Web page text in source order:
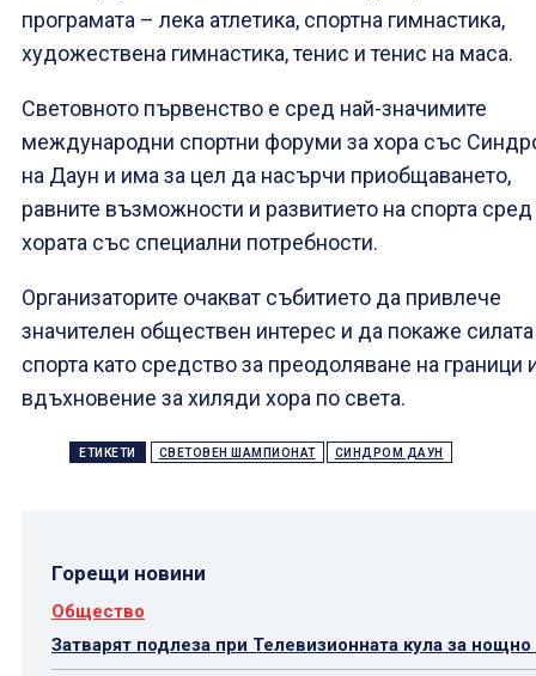
програмата – лека атлетика, спортна гимнастика,
художествена гимнастика, тенис и тенис на маса.
Световното първенство е сред най-значимите
международни спортни форуми за хора със
на Даун и има за цел да насърчи приобщаването,
равните възможности и развитието на спорта сред
хората със специални потребности.
Организаторите очакват събитието да привлече
значителен обществен интерес и да покаже
спорта като средство за преодоляване на граници
вдъхновение за хиляди хора по света.
ЕТИКЕТИ СВЕТОВЕН ШАМПИОНАТ СИНДРОМ ДАУН
Горещи новини
Общество
Затварят подлеза при Телевизионната кула за